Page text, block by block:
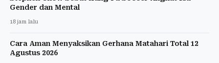
Gender dan Mental
18 jam lalu
Cara Aman Menyaksikan Gerhana Matahari Total 12
Agustus 2026